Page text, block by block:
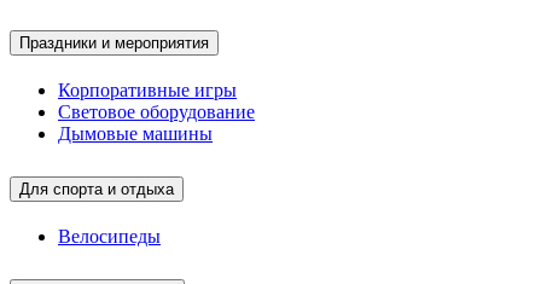
Праздники и мероприятия
Корпоративные игры
Световое оборудование
Дымовые машины
Для спорта и отдыха
Велосипеды